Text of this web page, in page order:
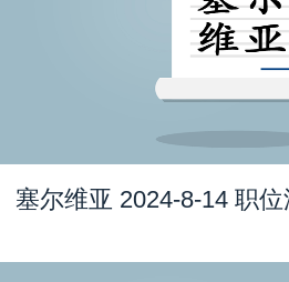
塞尔维亚 2024-8-14 职位